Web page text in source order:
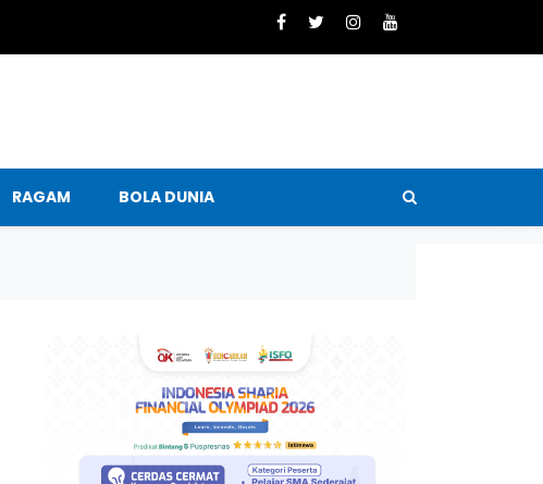
RAGAM BOLA DUNIA